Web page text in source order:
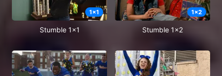
1x1
Stumble 1x1
1x2
Stumble 1x2